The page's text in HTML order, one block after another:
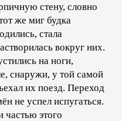
стену, словно
же миг будка
стала
вокруг них.
на ноги,
снаружи, у той самой
их поезд. Переход
не успел испугаться.
частью этого